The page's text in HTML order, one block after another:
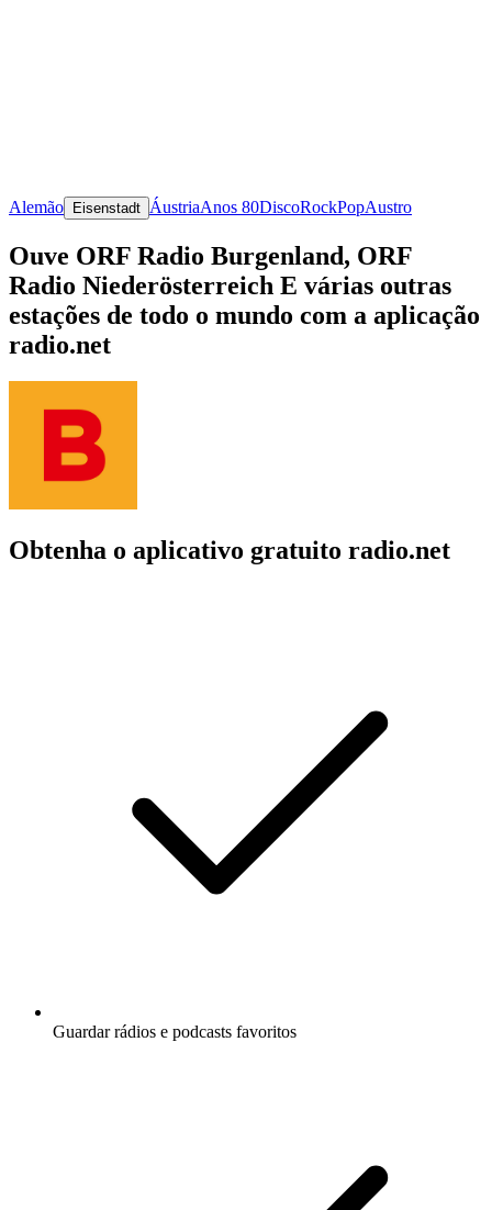
Alemão Eisenstadt ÁustriaAnos 80DiscoRockPopAustro
Ouve ORF Radio Burgenland, ORF
Radio Niederösterreich E várias outras
estações de todo o mundo com a aplicação
radio.net
Obtenha o aplicativo gratuito radio.net
Guardar rádios e podcasts favoritos